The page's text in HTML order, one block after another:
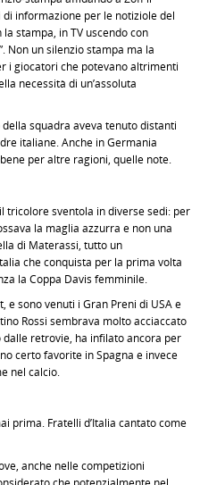
informazione per le notiziole del
stampa, in TV uscendo con
Non un silenzio stampa ma la
i giocatori che potevano altrimenti
necessità di un’assoluta
squadra aveva tenuto distanti
italiane. Anche in Germania
per altre ragioni, quelle note.
tricolore sventola in diverse sedi: per
la maglia azzurra e non una
di Materassi, tutto un
che conquista per la prima volta
la Coppa Davis femminile.
e sono venuti i Gran Preni di USA e
Rossi sembrava molto acciaccato
dalle retrovie, ha infilato ancora per
certo favorite in Spagna e invece
nel calcio.
prima. Fratelli d’Italia cantato come
anche nelle competizioni